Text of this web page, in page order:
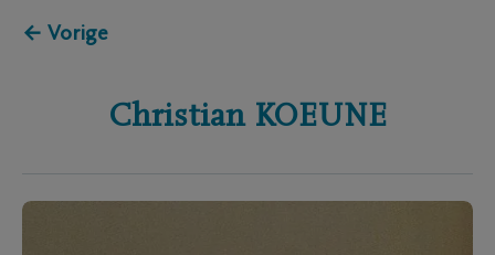
← Vorige
Christian KOEUNE